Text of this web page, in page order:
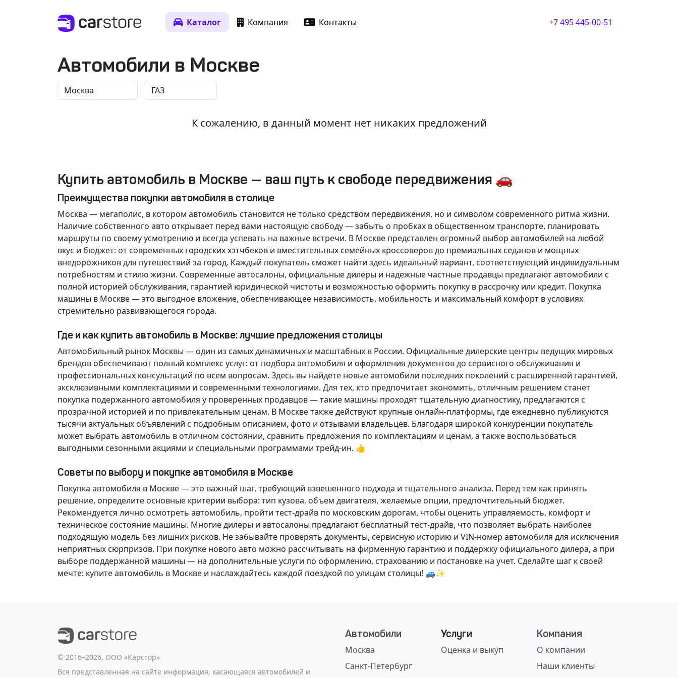
Каталог Компания Контакты +7 495 445-00-51
Автомобили в Москве
К сожалению, в данный момент нет никаких предложений
Купить автомобиль в Москве — ваш путь к свободе передвижения 🚗
Преимущества покупки автомобиля в столице
Москва — мегаполис, в котором автомобиль становится не только средством передвижения, но и символом современного ритма жизни.
Наличие собственного авто открывает перед вами настоящую свободу — забыть о пробках в общественном транспорте, планировать
маршруты по своему усмотрению и всегда успевать на важные встречи. В Москве представлен огромный выбор автомобилей на любой
вкус и бюджет: от современных городских хэтчбеков и вместительных семейных кроссоверов до премиальных седанов и мощных
внедорожников для путешествий за город. Каждый покупатель сможет найти здесь идеальный вариант, соответствующий индивидуальным
потребностям и стилю жизни. Современные автосалоны, официальные дилеры и надежные частные продавцы предлагают автомобили с
полной историей обслуживания, гарантией юридической чистоты и возможностью оформить покупку в рассрочку или кредит. Покупка
машины в Москве — это выгодное вложение, обеспечивающее независимость, мобильность и максимальный комфорт в условиях
стремительно развивающегося города.
Где и как купить автомобиль в Москве: лучшие предложения столицы
Автомобильный рынок Москвы — один из самых динамичных и масштабных в России. Официальные дилерские центры ведущих мировых
брендов обеспечивают полный комплекс услуг: от подбора автомобиля и оформления документов до сервисного обслуживания и
профессиональных консультаций по всем вопросам. Здесь вы найдете новые автомобили последних поколений с расширенной гарантией,
эксклюзивными комплектациями и современными технологиями. Для тех, кто предпочитает экономить, отличным решением станет
покупка подержанного автомобиля у проверенных продавцов — такие машины проходят тщательную диагностику, предлагаются с
прозрачной историей и по привлекательным ценам. В Москве также действуют крупные онлайн-платформы, где ежедневно публикуются
тысячи актуальных объявлений с подробным описанием, фото и отзывами владельцев. Благодаря широкой конкуренции покупатель
может выбрать автомобиль в отличном состоянии, сравнить предложения по комплектациям и ценам, а также воспользоваться
выгодными сезонными акциями и специальными программами трейд-ин. 👍
Советы по выбору и покупке автомобиля в Москве
Покупка автомобиля в Москве — это важный шаг, требующий взвешенного подхода и тщательного анализа. Перед тем как принять
решение, определите основные критерии выбора: тип кузова, объем двигателя, желаемые опции, предпочтительный бюджет.
Рекомендуется лично осмотреть автомобиль, пройти тест-драйв по московским дорогам, чтобы оценить управляемость, комфорт и
техническое состояние машины. Многие дилеры и автосалоны предлагают бесплатный тест-драйв, что позволяет выбрать наиболее
подходящую модель без лишних рисков. Не забывайте проверять документы, сервисную историю и VIN-номер автомобиля для исключения
неприятных сюрпризов. При покупке нового авто можно рассчитывать на фирменную гарантию и поддержку официального дилера, а при
выборе поддержанной машины — на дополнительные услуги по оформлению, страхованию и постановке на учет. Сделайте шаг к своей
мечте: купите автомобиль в Москве и наслаждайтесь каждой поездкой по улицам столицы! 🚙✨
©️ 2016–2026, ООО «Карстор»
Вся представленная на сайте информация, касающаяся автомобилей и
Автомобили
Москва
Санкт-Петербург
Услуги
Оценка и выкуп
Компания
О компании
Наши клиенты